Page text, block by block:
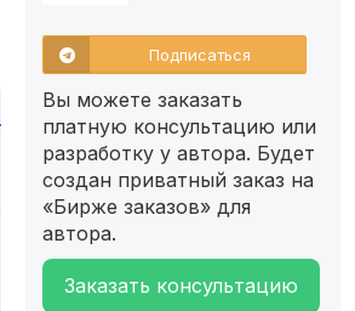
Подписаться
Вы можете заказать
платную консультацию или
разработку у автора. Будет
создан приватный заказ на
«Бирже заказов» для
автора.
Заказать консультацию